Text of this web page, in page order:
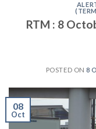
RTM : 8
POSTED ON 8
08
Oct